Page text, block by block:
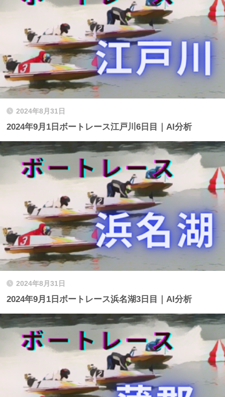
2024年8月31日
2024年9月1日ボートレース江戸川6日目｜AI分析
2024年8月31日
2024年9月1日ボートレース浜名湖3日目｜AI分析